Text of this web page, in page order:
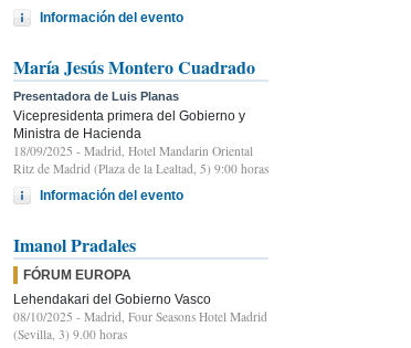
Información del evento
María Jesús Montero Cuadrado
Presentadora de Luis Planas
Vicepresidenta primera del Gobierno y
Ministra de Hacienda
18/09/2025 - Madrid, Hotel Mandarin Oriental
Ritz de Madrid (Plaza de la Lealtad, 5) 9:00 horas
Información del evento
Imanol Pradales
FÓRUM EUROPA
Lehendakari del Gobierno Vasco
08/10/2025 - Madrid, Four Seasons Hotel Madrid
(Sevilla, 3) 9.00 horas